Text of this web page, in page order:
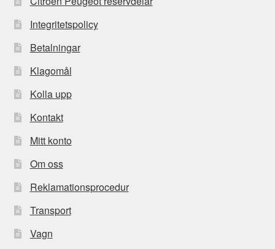
Integritetspolicy
Betalningar
Klagomål
Kolla upp
Kontakt
Mitt konto
Om oss
Reklamationsprocedur
Transport
Vagn